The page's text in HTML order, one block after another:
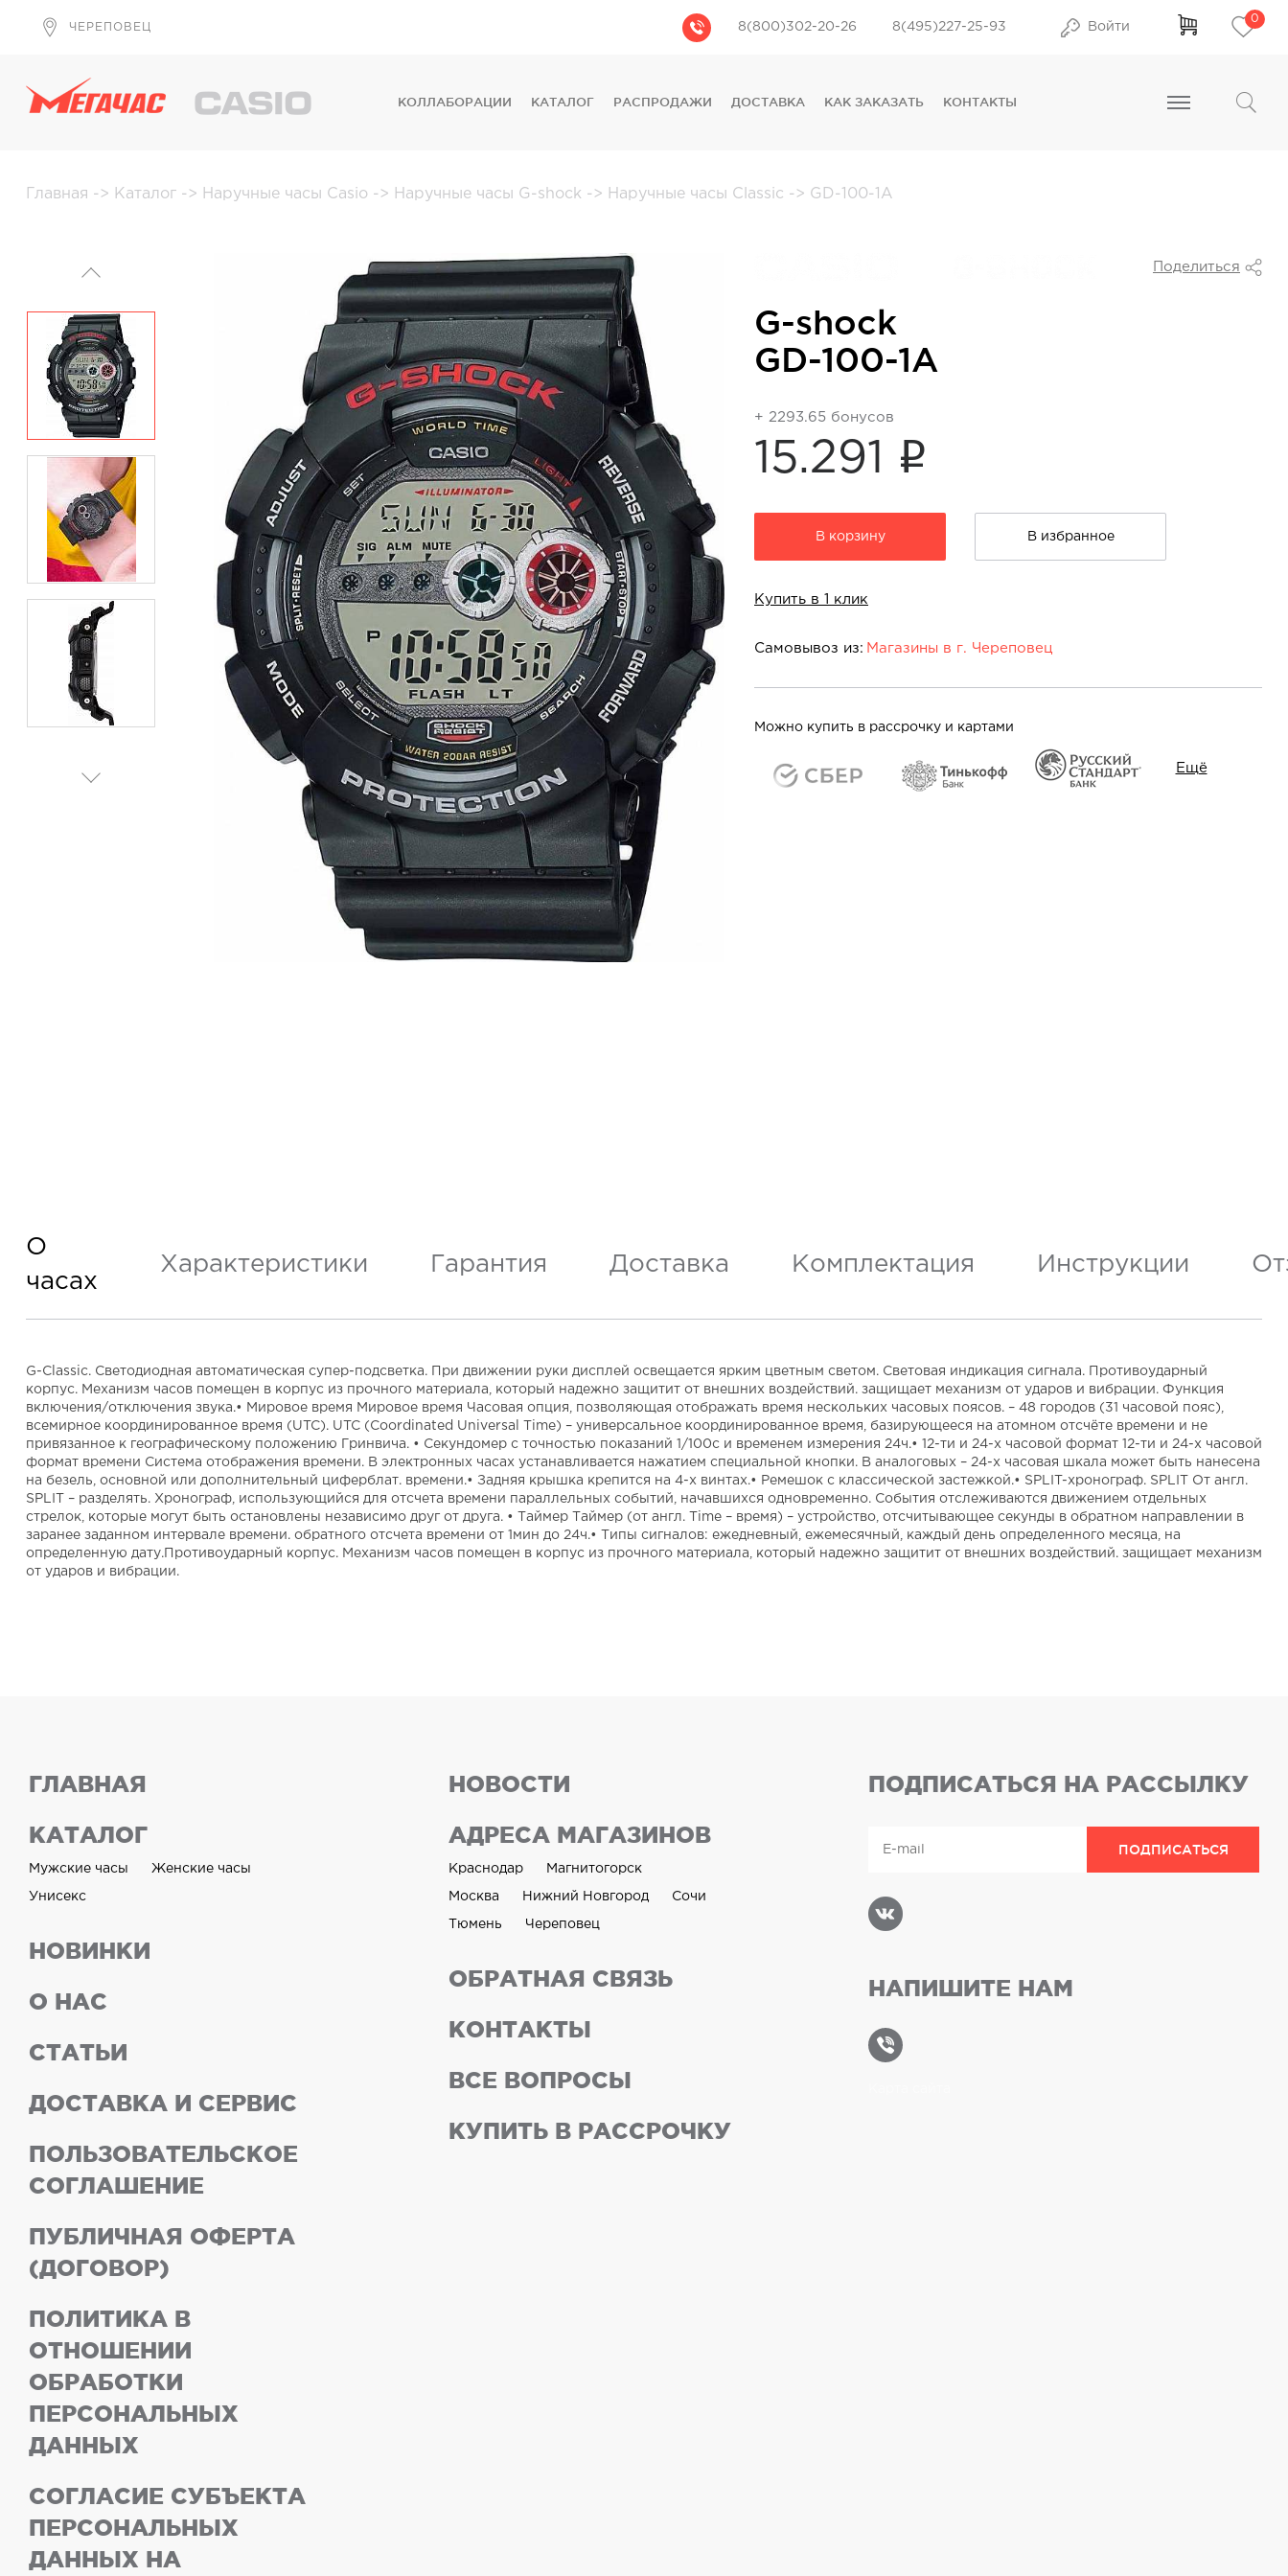
ЧЕРЕПОВЕЦ 8(800)302-20-26 8(495)227-25-93 Войти
0
КОЛЛАБОРАЦИИ
КАТАЛОГ
FOSSIL
DKNY
PHILIPP PLEIN
РАСПРОДАЖИ ДОСТАВКА КАК ЗАКАЗАТЬ КОНТАКТЫ
Главная -> Каталог -> Наручные часы Casio -> Наручные часы G-shock -> Наручные часы Classic -> GD-100-1A
Поделиться
G-shock
GD-100-1A
+ 2293.65 бонусов
15.291 i
В корзину В избранное
Купить в 1 клик
Самовывоз из: Магазины в г. Череповец
Магазины в г. Череповец:
т/ц "Июнь" ул., Годовикова, 37 На карте
Можно купить в рассрочку и картами
Ещё
О
часах
Характеристики Гарантия Доставка Комплектация Инструкции
G-Classic. Светодиодная автоматическая супер-подсветка. При движении руки дисплей освещается ярким цветным светом. Световая индикация сигнала. Противоударный
корпус. Механизм часов помещен в корпус из прочного материала, который надежно защитит от внешних воздействий. защищает механизм от ударов и вибрации. Функция
включения/отключения звука.• Мировое время Мировое время Часовая опция, позволяющая отображать время нескольких часовых поясов. – 48 городов (31 часовой пояс),
всемирное координированное время (UTC). UTC (Coordinated Universal Time) – универсальное координированное время, базирующееся на атомном отсчёте времени и не
привязанное к географическому положению Гринвича. • Секундомер с точностью показаний 1/100с и временем измерения 24ч.• 12-ти и 24-х часовой формат 12-ти и 24-х часовой
формат времени Система отображения времени. В электронных часах устанавливается нажатием специальной кнопки. В аналоговых – 24-х часовая шкала может быть нанесена
на безель, основной или дополнительный циферблат. времени.• Задняя крышка крепится на 4-х винтах.• Ремешок с классической застежкой.• SPLIT-хронограф. SPLIT От англ.
SPLIT – разделять. Хронограф, использующийся для отсчета времени параллельных событий, начавшихся одновременно. События отслеживаются движением отдельных
стрелок, которые могут быть остановлены независимо друг от друга. • Таймер Таймер (от англ. Time – время) – устройство, отсчитывающее секунды в обратном направлении в
заранее заданном интервале времени. обратного отсчета времени от 1мин до 24ч.• Типы сигналов: ежедневный, ежемесячный, каждый день определенного месяца, на
определенную дату.Противоударный корпус. Механизм часов помещен в корпус из прочного материала, который надежно защитит от внешних воздействий. защищает механизм
от ударов и вибрации.
ГЛАВНАЯ
КАТАЛОГ
Мужские часы Женские часы
Унисекс
НОВИНКИ
О НАС
СТАТЬИ
ДОСТАВКА И СЕРВИС
ПОЛЬЗОВАТЕЛЬСКОЕ
СОГЛАШЕНИЕ
ПУБЛИЧНАЯ ОФЕРТА
(ДОГОВОР)
ПОЛИТИКА В
ОТНОШЕНИИ
ОБРАБОТКИ
ПЕРСОНАЛЬНЫХ
ДАННЫХ
СОГЛАСИЕ СУБЪЕКТА
ПЕРСОНАЛЬНЫХ
ДАННЫХ НА
НОВОСТИ
АДРЕСА МАГАЗИНОВ
Краснодар Магнитогорск
Москва Нижний Новгород Сочи
Тюмень Череповец
ОБРАТНАЯ СВЯЗЬ
КОНТАКТЫ
ВСЕ ВОПРОСЫ
КУПИТЬ В РАССРОЧКУ
ПОДПИСАТЬСЯ НА РАССЫЛКУ
НАПИШИТЕ НАМ